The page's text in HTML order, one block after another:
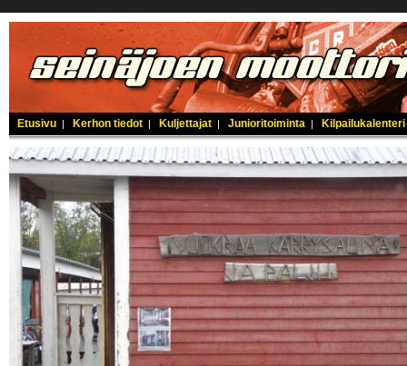
Etusivu | Kerhon tiedot | Kuljettajat | Junioritoiminta | Kilpailukalenteri